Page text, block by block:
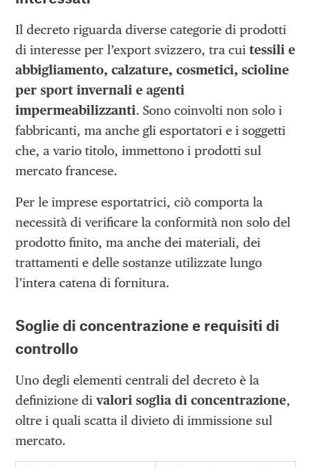
Il decreto riguarda diverse categorie di prodotti
di interesse per l’export svizzero, tra cui tessili e
abbigliamento, calzature, cosmetici, scioline
per sport invernali e agenti
impermeabilizzanti. Sono coinvolti non solo i
fabbricanti, ma anche gli esportatori e i soggetti
che, a vario titolo, immettono i prodotti sul
mercato francese.
Per le imprese esportatrici, ciò comporta la
necessità di verificare la conformità non solo del
prodotto finito, ma anche dei materiali, dei
trattamenti e delle sostanze utilizzate lungo
l’intera catena di fornitura.
Soglie di concentrazione e requisiti di
controllo
Uno degli elementi centrali del decreto è la
definizione divalori soglia di concentrazione,
oltre i quali scatta il divieto di immissione sul
mercato.